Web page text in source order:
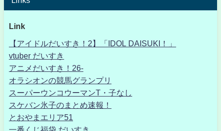
Link
【アイドルだいすき！2】「IDOL DAISUKI！」
vtuber だいすき
アニメだいすき！26-
オラシオンの競馬グランプリ
スーパーウンコウーマンT・子なし
スケバン氷子のまとめ速報！
とおやまエリア51